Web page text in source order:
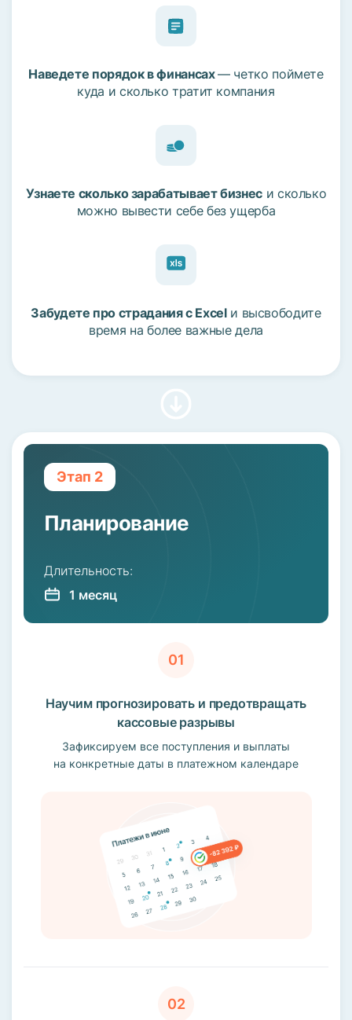
Наведете порядок в финансах— четко поймете
куда и сколько тратит компания
Узнаете сколько зарабатывает бизнес и сколько
можно вывести себе без ущерба
Забудете про страдания с Excelи высвободите
время на более важные дела
Этап 2
Планирование
Длительность:
1 месяц
Научим прогнозировать и предотвращать
кассовые разрывы
Зафиксируем все поступления и выплаты
на конкретные даты в платежном календаре